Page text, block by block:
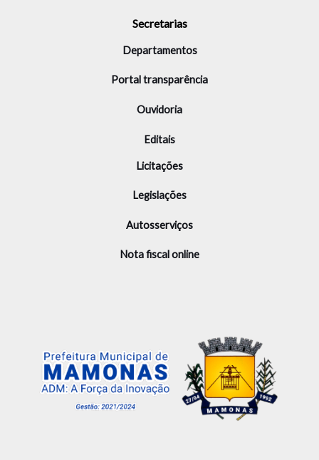
Secretarias
Departamentos
Portal transparência
Ouvidoria
Editais
Licitações
Legislações
Autosserviços
Nota fiscal online